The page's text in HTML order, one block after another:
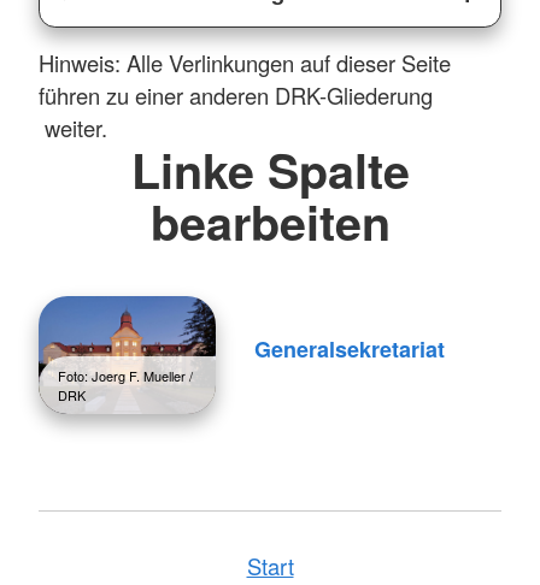
Hinweis: Alle Verlinkungen auf dieser Seite
führen zu einer anderen DRK-Gliederung
weiter.
Linke Spalte
bearbeiten
Foto: Joerg F. Mueller /
DRK
Generalsekretariat
Start